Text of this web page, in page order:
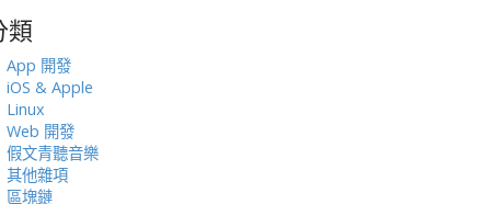
類
App 開發
iOS & Apple
Linux
Web 開發
假文青聽音樂
其他雜項
區塊鏈